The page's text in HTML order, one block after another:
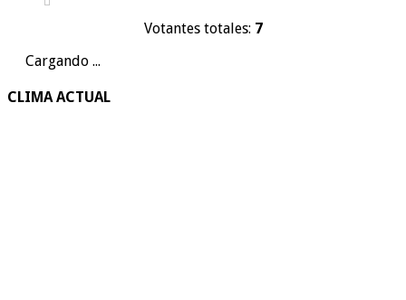
Votantes totales: 7
Cargando ...
CLIMA ACTUAL